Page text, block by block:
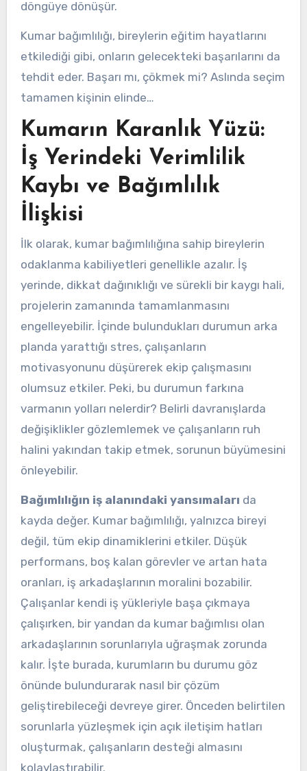
döngüye dönüşür.
Kumar bağımlılığı, bireylerin eğitim hayatlarını
etkilediği gibi, onların gelecekteki başarılarını da
tehdit eder. Başarı mı, çökmek mi? Aslında seçim
tamamen kişinin elinde…
Kumarın Karanlık Yüzü:
İş Yerindeki Verimlilik
Kaybı ve Bağımlılık
İlişkisi
İlk olarak, kumar bağımlılığına sahip bireylerin
odaklanma kabiliyetleri genellikle azalır. İş
yerinde, dikkat dağınıklığı ve sürekli bir kaygı hali,
projelerin zamanında tamamlanmasını
engelleyebilir. İçinde bulundukları durumun arka
planda yarattığı stres, çalışanların
motivasyonunu düşürerek ekip çalışmasını
olumsuz etkiler. Peki, bu durumun farkına
varmanın yolları nelerdir? Belirli davranışlarda
değişiklikler gözlemlemek ve çalışanların ruh
halini yakından takip etmek, sorunun büyümesini
önleyebilir.
Bağımlılığın iş alanındaki yansımaları da
kayda değer. Kumar bağımlılığı, yalnızca bireyi
değil, tüm ekip dinamiklerini etkiler. Düşük
performans, boş kalan görevler ve artan hata
oranları, iş arkadaşlarının moralini bozabilir.
Çalışanlar kendi iş yükleriyle başa çıkmaya
çalışırken, bir yandan da kumar bağımlısı olan
arkadaşlarının sorunlarıyla uğraşmak zorunda
kalır. İşte burada, kurumların bu durumu göz
önünde bulundurarak nasıl bir çözüm
geliştirebileceği devreye girer. Önceden belirtilen
sorunlarla yüzleşmek için açık iletişim hatları
oluşturmak, çalışanların desteği almasını
kolaylaştırabilir.